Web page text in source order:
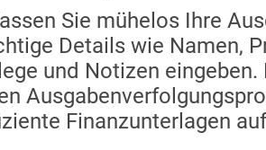
Sie mühelos Ihre
Details wie Namen,
und Notizen
Finanzunterlagen